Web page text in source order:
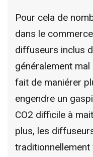
Pour cela de
dans le
diffuseurs inclus
généralement
fait de maniérer
engendre un
CO2 difficile à
plus, les